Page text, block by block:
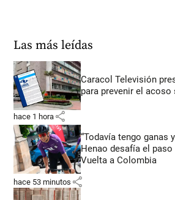
Las más leídas
Caracol Televisión
para prevenir el acoso
hace 1 hora share
“Todavía tengo ganas
Henao desafía el
Vuelta a Colombia
hace 53 minutos share